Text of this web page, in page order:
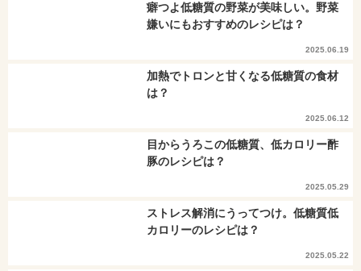
癖つよ低糖質の野菜が美味しい。野菜
嫌いにもおすすめのレシピは？
2025.06.19
加熱でトロンと甘くなる低糖質の食材
は？
2025.06.12
目からうろこの低糖質、低カロリー酢
豚のレシピは？
2025.05.29
ストレス解消にうってつけ。低糖質低
カロリーのレシピは？
2025.05.22